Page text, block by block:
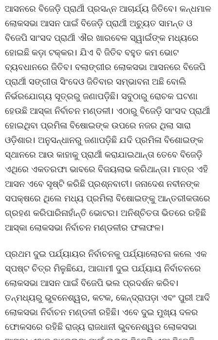
ଆସନରେ ବିଜେଡ଼ି ପ୍ରାର୍ଥୀ ପ୍ରସନ୍ନ ଆଚାର୍ଯ୍ୟ ଜିତିବେ। କନ୍ଧମାଳ
ଲୋକସଭା ଆସନ ପାଇଁ ବିଜେଡ଼ି ପ୍ରାର୍ଥୀ ଅଚ୍ୟୁତ ସାମନ୍ତ ଓ
ବିଜେପି ସାଂସଦ ପ୍ରାର୍ଥୀ ଐର ଖାରବେଳ ସ୍ୱାଇଁଙ୍କ ମଧ୍ୟରେ
ହୋଇଛି କଡ଼ା ଟକ୍କର। ଯିଏ ବି ଜିତିବ ବହୁତ କମ ଭୋଟ
ବ୍ୟବଧାନରେ ଜିତିବ। ବଲାଙ୍ଗୀର ଲୋକସଭା ଆସନରେ ବିଜେପି
ପ୍ରାର୍ଥୀ ସଙ୍ଗୀତା ସିଂଦେଓ ଜିତିବାର ସମ୍ଭାବନା ଅଛି ବୋଲି
ନିର୍ଭରଯୋଗ୍ୟ ସୂତ୍ରରୁ ଜଣାପଡ଼ିଛି। ସବୁଠାରୁ ରୋଚକ ଘଟଣା
ହେଉଛି ଆସ୍କା ନିର୍ବାଚନ ମଣ୍ଡଳୀ। ଏଠାରୁ ବିଜେଡ଼ି ସାଂସଦ ପ୍ରାର୍ଥୀ
ହୋଇଥିବା ପ୍ରମିଳା ବିଷୋଇଙ୍କ ଉପରେ ନଜର ଥିଲା ସାରା
ଓଡ଼ିଶାର। ଅନୁସନ୍ଧାନରୁ ଜଣାପଡ଼ିଛି ଯଦି ପ୍ରମିଳା ବିଶୋଇଙ୍କ
ସ୍ଥାନରେ ଆଉ କାହାକୁ ପ୍ରାର୍ଥୀ କରାଯାଇଥାନ୍ତା ତେବେ ବିଜେଡ଼ି
ଏଥିରେ ଏକତରଫା ଭାବରେ ବିଜୟଲାଭ କରିଥାନ୍ତା। ମାତ୍ର ଏହି
ଆସନ ଏବେ ସୃଷ୍ଟି କରିଛି ପ୍ରଶ୍ନବାଚୀ। ଜନାଦେଶ ନବୀନଙ୍କ
ସପକ୍ଷରେ ଥିଲେ ମଧ୍ୟ ପ୍ରମିଲା ବିଷୋଇଙ୍କୁ ଆନ୍ତରୀକତାରେ
ଗ୍ରହଣ କରିପାରିନାହାଁନ୍ତି ଭୋଟର। ଅନିଶ‌୍ଚିତତା ଭିତରେ ରହିଛି
ଆସ୍କା ଲୋକସଭା ନିର୍ବାଚନ ମଣ୍ଡଳୀର ଫଳାଫଳ।
ପ୍ରଥମ ଦୁଇ ପର୍ଯ୍ୟାୟର ନିର୍ବାଚନକୁ ପର୍ଯ୍ୟାଲୋଚନା କଲେ ଏକ
ସ୍ପଷ୍ଟ ଚିତ୍ର ମିଳୁଛିଯେ, ଆଗାମୀ ଦୁଇ ପର୍ଯ୍ୟାୟ ନିର୍ବାଚନରେ
ଲୋକସଭା ଆସନ ପାଇଁ ବିଜେପି ଭଲ ପ୍ରଦର୍ଶନ କରିବ।
ତନ୍ମଧ୍ୟରୁ ଭୁବନେଶ୍ୱର, କଟକ, କେନ୍ଦ୍ରାପଡ଼ା ଏବଂ ପୁରୀ ଆଦି
ଲୋକସଭା ନିର୍ବାଚନ ମଣ୍ଡଳୀ ରହିଛି। ଏବେ ଦୁଇ ମୁଖ୍ୟ ଦଳର
ଫୋକସରେ ରହିଛି ରାଜ୍ୟ ରାଜଧାନୀ ଭୁବନେଶ୍ୱର ଲୋକସଭା